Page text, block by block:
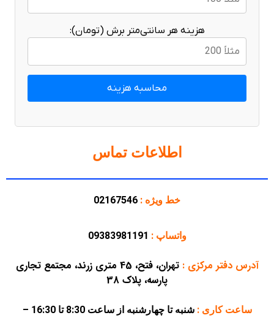
هزینه هر سانتی‌متر برش (تومان):
محاسبه هزینه
اطلاعات تماس
خط ویژه : 02167546
واتساپ : 09383981191
آدرس دفتر مرکزی:
تهران، فتح، 45 متری زرند، مجتمع تجاری
پارسه، پلاک 38
ساعت کاری :
شنبه تا چهارشنبه از ساعت 8:30 تا 16:30 –